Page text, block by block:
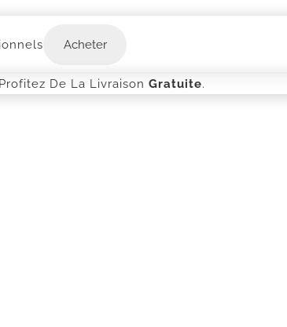
Acheter
De La LivraisonGratuite.